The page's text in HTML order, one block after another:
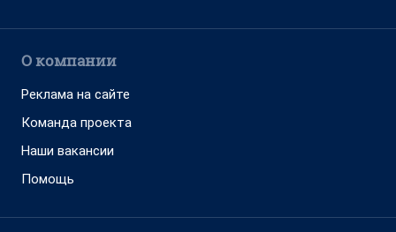
О компании
Реклама на сайте
Команда проекта
Наши вакансии
Помощь